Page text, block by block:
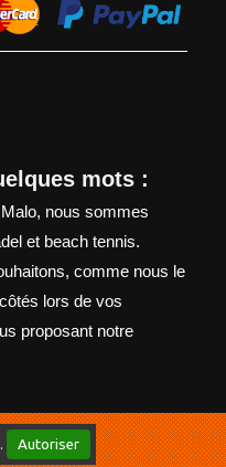
mots :
nous sommes
et beach tennis.
comme nous le
lors de vos
proposant notre
Autoriser